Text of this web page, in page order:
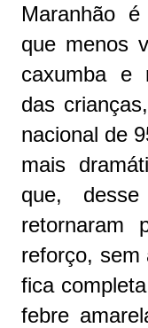
Maranhão
que menos
caxumba e
das
nacional de
mais
que,
retornaram
reforço, sem
fica
febre